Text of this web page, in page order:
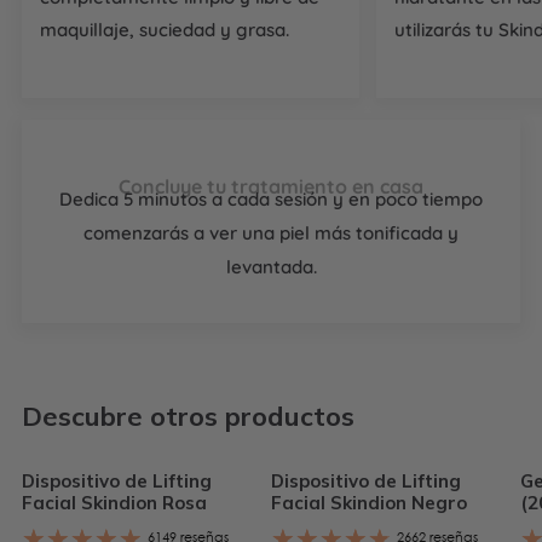
maquillaje, suciedad y grasa.
utilizarás tu
Concluye tu tratamiento en casa
Dedica 5 minutos a cada sesión y en poco tiempo
comenzarás a ver una piel más tonificada y
levantada.
Descubre otros productos
Dispositivo de Lifting
Facial Skindion Rosa
6149 reseñas
Dispositivo de Lifting
Facial Skindion Negro
2662 reseñas